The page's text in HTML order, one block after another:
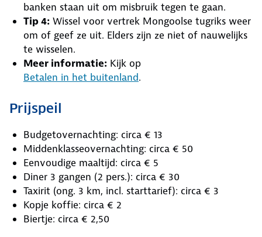
banken staan uit om misbruik tegen te gaan.
Tip 4: Wissel voor vertrek Mongoolse tugriks weer
om of geef ze uit. Elders zijn ze niet of nauwelijks
te wisselen.
Meer informatie: Kijk op
Betalen in het buitenland.
Prijspeil
Budgetovernachting: circa € 13
Middenklasseovernachting: circa € 50
Eenvoudige maaltijd: circa € 5
Diner 3 gangen (2 pers.): circa € 30
Taxirit (ong. 3 km, incl. starttarief): circa € 3
Kopje koffie: circa € 2
Biertje: circa € 2,50